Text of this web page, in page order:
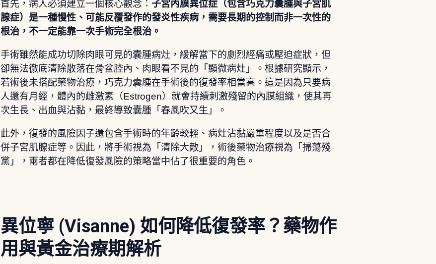
首先，病人必須建立一個核心觀念： 子宮內膜異位症（包含巧克力囊腫與子宮肌
腺症）是一種慢性、可能反覆發作的發炎性疾病，需要長期的控制而非一次性的
根治，不一定能靠一次手術完全根治。
手術雖然能成功切除肉眼可見的囊腫病灶，緩解當下的劇烈經痛或壓迫症狀，但
卻無法徹底清除散落在骨盆腔內、肉眼看不見的「顯微病灶」。根據研究顯示，
若術後未搭配藥物治療，巧克力囊腫在手術後的復發率相當高。這是因為只要病
人還有月經，體內的雌激素（Estrogen）就會持續刺激殘留的內膜組織，使其再
次生長、出血與沾黏，最終導致囊腫「春風吹又生」。
此外，復發的風險因子還包含手術時的年齡較輕、病灶沾黏嚴重程度以及是否合
併子宮肌腺症等。因此，將手術視為「清除大敵」，術後藥物治療視為「掃蕩殘
黨」，兩者都在降低復發風險的策略當中佔了很重要的角色。
異位寧 (Visanne) 如何降低復發率？藥物作
用與黃金治療期解析